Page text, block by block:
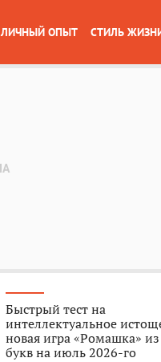
ЛИЧНЫЙ ОПЫТ СТИЛЬ
Быстрый тест на
интеллектуальное
новая игра «Ромашка»
букв на июль 2026-го